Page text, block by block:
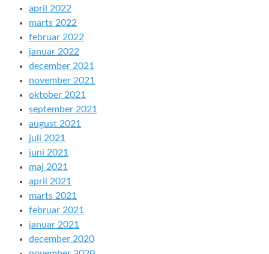
april 2022
marts 2022
februar 2022
januar 2022
december 2021
november 2021
oktober 2021
september 2021
august 2021
juli 2021
juni 2021
maj 2021
april 2021
marts 2021
februar 2021
januar 2021
december 2020